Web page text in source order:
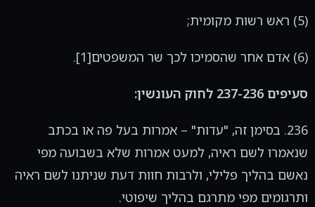
(5) ראש רשות מקומית;
(6) אדם אחר שהסמיכו לכך שר המשפטים[1].
סעיפים 237-236 לחוק העונשין:
236. בסימן זה, "עדות" – אמרות בעל פה או בכתב
שנאמרו לשם ראיה, למעט אמרות שלא בשבועה מפי
נאשם בהליך פלילי, ולרבות חוות דעת שניתנו לשם ראיה
ותרגומים מפי מתרגם בהליך שיפוטי.